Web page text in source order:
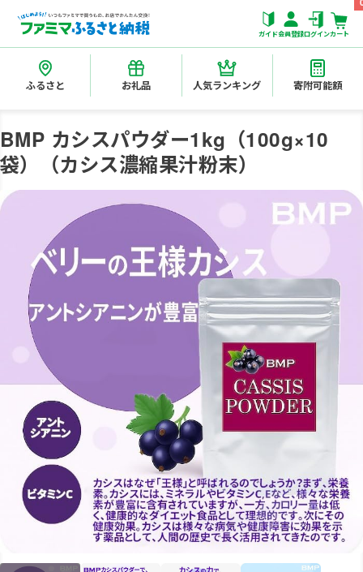
ガイド会員登録ログインカート
ふるさと お礼品 人気ランキング 寄附可能額
BMP カシスパウダー1kg（100g×10
袋）（カシス濃縮果汁粉末）